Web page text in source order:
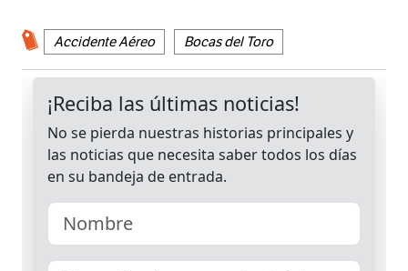
Accidente Aéreo Bocas del Toro